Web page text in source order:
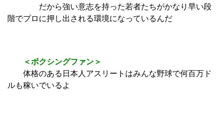
だから強い意志を持った若者たちがかなり早い段
階でプロに押し出される環境になっているんだ
＜ボクシングファン＞
体格のある日本人アスリートはみんな野球で何百万ド
ルも稼いでいるよ